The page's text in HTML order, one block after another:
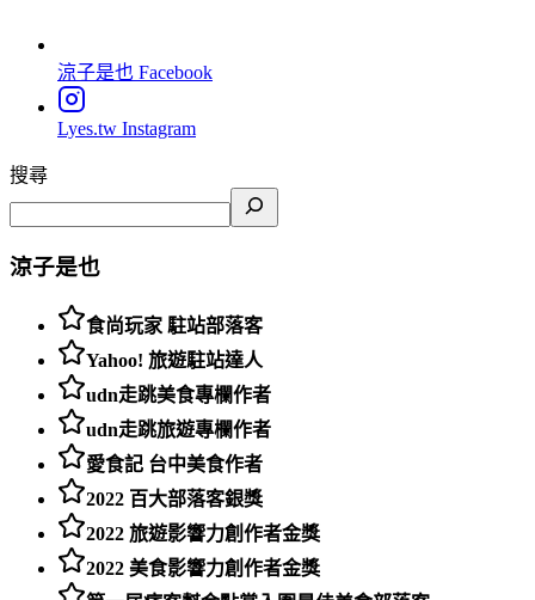
涼子是也 Facebook
Lyes.tw Instagram
搜尋
涼子是也
食尚玩家 駐站部落客
Yahoo! 旅遊駐站達人
udn走跳美食專欄作者
udn走跳旅遊專欄作者
愛食記 台中美食作者
2022 百大部落客銀獎
2022 旅遊影響力創作者金獎
2022 美食影響力創作者金獎